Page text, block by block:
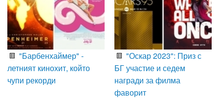
"Барбенхаймер" -
летният кинохит, който
чупи рекорди
"Оскар 2023": Приз с
БГ участие и седем
награди за филма
фаворит